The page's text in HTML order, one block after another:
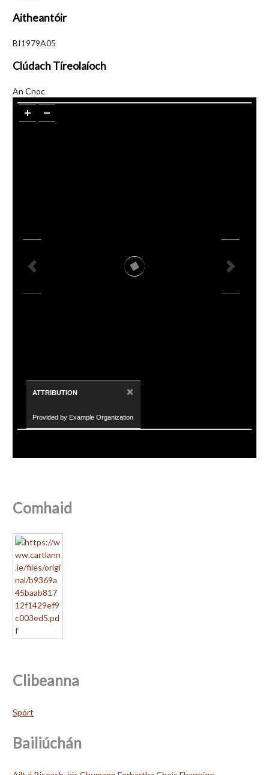
Aitheantóir
BI1979A05
Clúdach Tíreolaíoch
An Cnoc
ATTRIBUTION ×
Provided by Example Organization
Comhaid
Clibeanna
Spórt
Bailiúchán